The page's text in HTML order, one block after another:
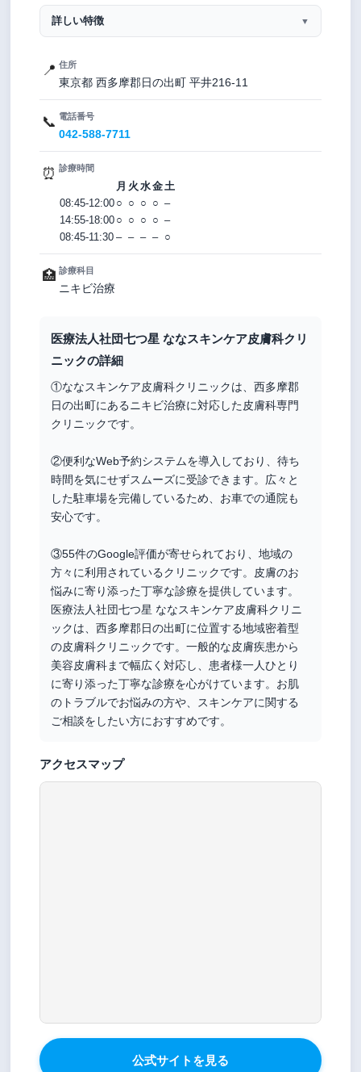
詳しい特徴 ▼
📍 住所
東京都 西多摩郡日の出町 平井216-11
📞 電話番号
042-588-7711
⏰ 診療時間
月 火 水金 土
08:45-12:00 ○ ○ ○ ○ –
14:55-18:00 ○ ○ ○ ○ –
08:45-11:30 – – – – ○
🏥 診療科目
ニキビ治療
医療法人社団七つ星 ななスキンケア皮膚科クリ
ニックの詳細
①ななスキンケア皮膚科クリニックは、西多摩郡
日の出町にあるニキビ治療に対応した皮膚科専門
クリニックです。
②便利なWeb予約システムを導入しており、待ち
時間を気にせずスムーズに受診できます。広々と
した駐車場を完備しているため、お車での通院も
安心です。
③55件のGoogle評価が寄せられており、地域の
方々に利用されているクリニックです。皮膚のお
悩みに寄り添った丁寧な診療を提供しています。
医療法人社団七つ星 ななスキンケア皮膚科クリニ
ックは、西多摩郡日の出町に位置する地域密着型
の皮膚科クリニックです。一般的な皮膚疾患から
美容皮膚科まで幅広く対応し、患者様一人ひとり
に寄り添った丁寧な診療を心がけています。お肌
のトラブルでお悩みの方や、スキンケアに関する
ご相談をしたい方におすすめです。
アクセスマップ
公式サイトを見る